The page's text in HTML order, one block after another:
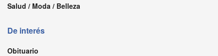
Salud / Moda / Belleza
De interés
Obituario